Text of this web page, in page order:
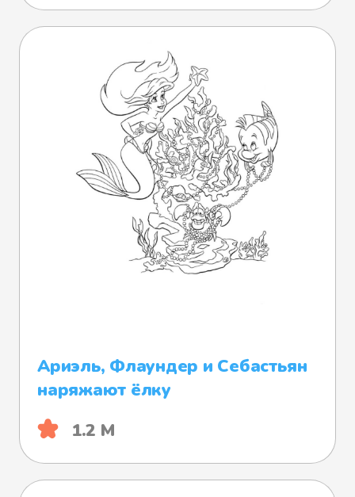
Ариэль, Флаундер и Себастьян
наряжают ёлку
1.2 М